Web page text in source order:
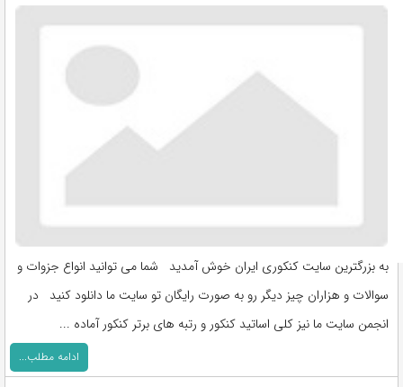
به بزرگترین سایت کنکوری ایران خوش آمدید شما می توانید انواع جزوات و
سوالات و هزاران چیز دیگر رو به صورت رایگان تو سایت ما دانلود کنید در
انجمن سایت ما نیز کلی اساتید کنکور و رتبه های برتر کنکور آماده ...
ادامه مطلب...